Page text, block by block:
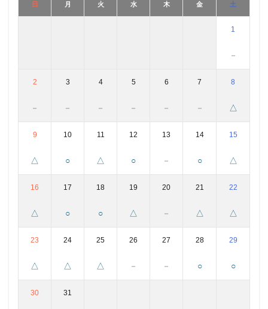
日 月 火 水 木 金 土
1
－
2
－
3
－
4
－
5
－
6
－
7
－
8
△
9
△
10
○
11
△
12
○
13
－
14
○
15
△
16
△
17
○
18
○
19
△
20
－
21
△
22
△
23
△
24
△
25
△
26
－
27
－
28
○
29
○
30 31